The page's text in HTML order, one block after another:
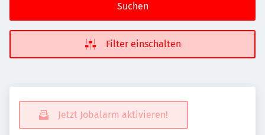
Suchen
Filter einschalten
Jetzt Jobalarm aktivieren!